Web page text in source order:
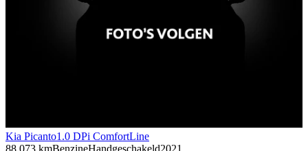
Kia Picanto1.0 DPi ComfortLine